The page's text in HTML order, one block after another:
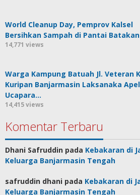
World Cleanup Day, Pemprov Kalsel
Bersihkan Sampah di Pantai Batakan
14,771 views
Warga Kampung Batuah Jl. Veteran
Kuripan Banjarmasin Laksanaka Apel
Ucapara…
14,415 views
Komentar Terbaru
Dhani Safruddin pada Kebakaran di
Keluarga Banjarmasin Tengah
safruddin dhani pada Kebakaran di
Keluarga Banjarmasin Tengah